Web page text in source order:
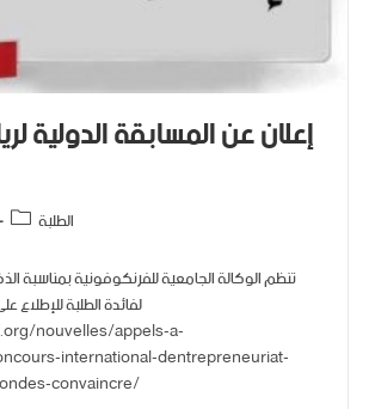
إعلان عن المسابقة الدولية
الطلبة
تنظم الوكالة الجامعية للفرنكوفونية بمناسبة
لفائدة الطلبة للإطلاع
nouvelles/appels-a-
international-dentrepreneuriat-
convaincre/